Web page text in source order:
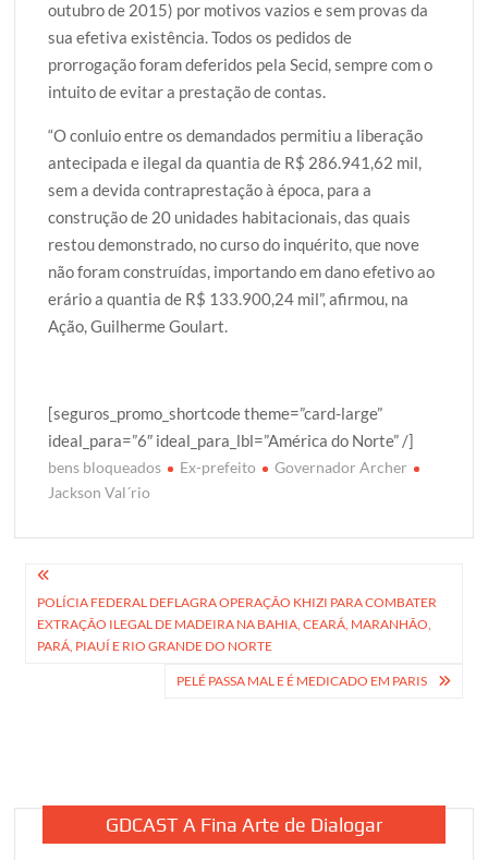
outubro de 2015) por motivos vazios e sem provas da
sua efetiva existência. Todos os pedidos de
prorrogação foram deferidos pela Secid, sempre com o
intuito de evitar a prestação de contas.
“O conluio entre os demandados permitiu a liberação
antecipada e ilegal da quantia de R$ 286.941,62 mil,
sem a devida contraprestação à época, para a
construção de 20 unidades habitacionais, das quais
restou demonstrado, no curso do inquérito, que nove
não foram construídas, importando em dano efetivo ao
erário a quantia de R$ 133.900,24 mil”, afirmou, na
Ação, Guilherme Goulart.
[seguros_promo_shortcode theme=”card-large”
ideal_para=”6″ ideal_para_lbl=”América do Norte” /]
bens bloqueados Ex-prefeito
Governador Archer
Jackson Val´rio
Navegação
de
Post
POLÍCIA FEDERAL DEFLAGRA OPERAÇÃO KHIZI PARA COMBATER
EXTRAÇÃO ILEGAL DE MADEIRA NA BAHIA, CEARÁ, MARANHÃO,
PARÁ, PIAUÍ E RIO GRANDE DO NORTE
PELÉ PASSA MAL E É MEDICADO EM PARIS
GDCAST A Fina Arte de Dialogar